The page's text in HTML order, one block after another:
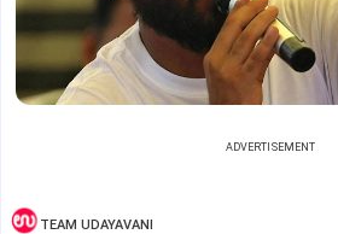
ADVERTISEMENT
TEAM UDAYAVANI